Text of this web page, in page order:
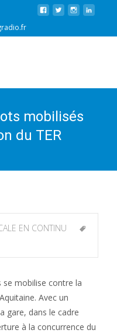
mobilisés
du TER
EN CONTINU
se mobilise contre la
Avec un
gare, dans le cadre
à la concurrence du